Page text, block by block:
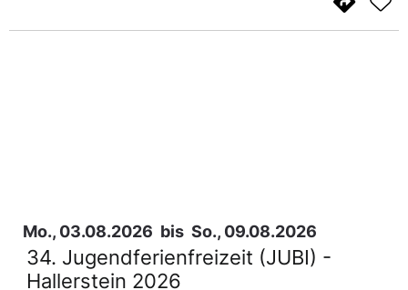
Mo., 03.08.2026 bis So., 09.08.2026
34. Jugendferienfreizeit (JUBI) -
Hallerstein 2026